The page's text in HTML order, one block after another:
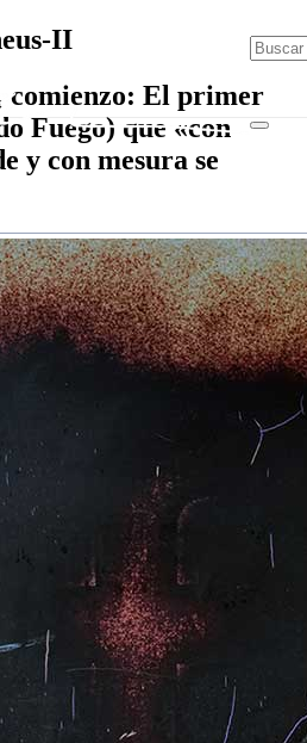
II
El primer
Fuego) que «con
y con mesura se